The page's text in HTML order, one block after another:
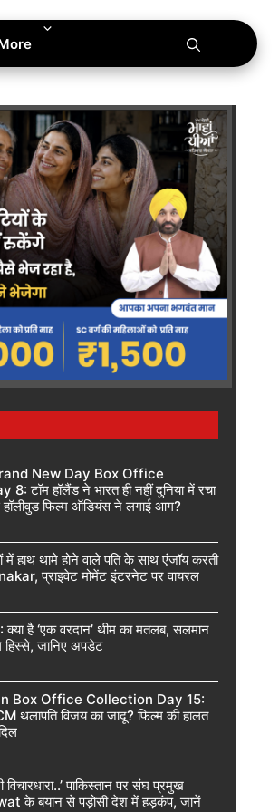
New Day Box Office
टॉम हॉलैंड ने भारत ही नहीं दुनिया में रचा
फिल्म ऑडियंस ने लगाई आग?
में हाथ थामे होने वाले पति के साथ एंजॉय करती
प्राइवेट मोमेंट इंटरनेट पर वायरल
है ‘एक वरदान’ थीम का मतलब, सलमान
जानिए अपडेट
Box Office Collection Day 15:
थलापति विजय का जादू? फिल्म की हालत
पाकिस्तान पर संघ प्रमुख
के बयान से पड़ोसी देश में हड़कंप, जानें